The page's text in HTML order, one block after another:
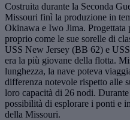
Costruita durante la Seconda
Missouri finì la produzione in
Okinawa e Iwo Jima. Progettata
proprio come le sue sorelle di
USS New Jersey (BB 62) e
era la più giovane della flotta.
lunghezza, la nave poteva
differenza notevole rispetto alle
loro capacità di 26 nodi.
possibilità di esplorare i ponti e
della Missouri.